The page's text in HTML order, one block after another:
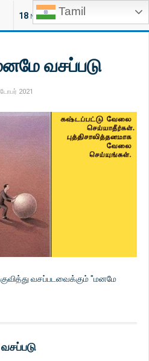
Tamil
18 NEW ARTICLES
வசப்படு
2021
வசப்படவைக்கும் "மனமே